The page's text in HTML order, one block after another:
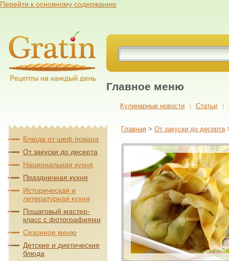
Перейти к основному содержанию
Главное меню
Кулинарные новости Cтатьи
Главная > От закуски до десерта
Блюда от шеф повара
От закуски до десерта
Национальная кухня
Праздничная кухня
Историческая и
литературная кухня
Пошаговый мастер-
класс с фотографиями
Сезонное меню
Детские и диетические
блюда